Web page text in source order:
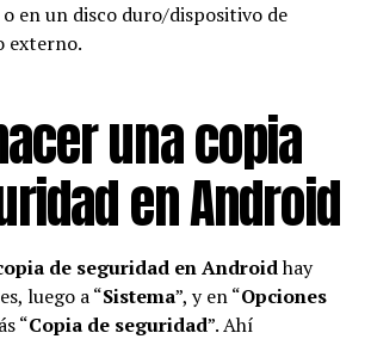
o en un disco duro/dispositivo de
externo.
una copia
en Android
de seguridad en Androidhay
luego a “Sistema”, y en “Opciones
“Copia de seguridad”. Ahí